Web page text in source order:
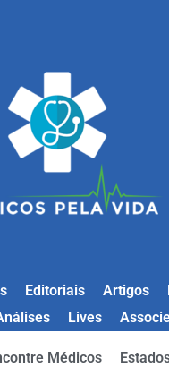
Editoriais Artigos
Lives
Médicos